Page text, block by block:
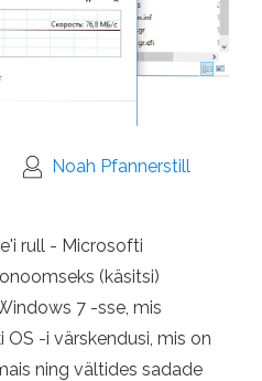
Noah Pfannerstill
rull - Microsofti
(käsitsi)
7 -sse, mis
-i värskendusi, mis on
ning vältides sadade